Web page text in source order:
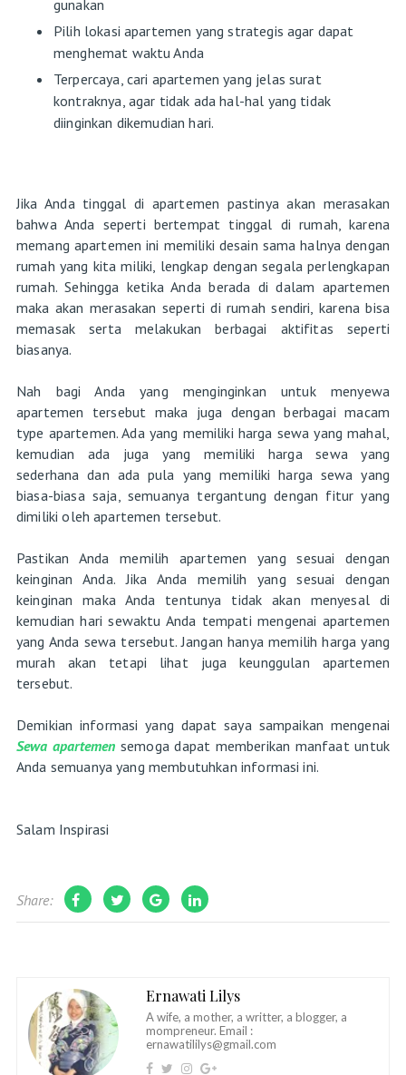
gunakan
Pilih lokasi apartemen yang strategis agar dapat
menghemat waktu Anda
Terpercaya, cari apartemen yang jelas surat
kontraknya, agar tidak ada hal-hal yang tidak
diinginkan dikemudian hari.
Jika Anda tinggal di apartemen pastinya akan merasakan
bahwa Anda seperti bertempat tinggal di rumah, karena
memang apartemen ini memiliki desain sama halnya dengan
rumah yang kita miliki, lengkap dengan segala perlengkapan
rumah. Sehingga ketika Anda berada di dalam apartemen
maka akan merasakan seperti di rumah sendiri, karena bisa
memasak serta melakukan berbagai aktifitas seperti
biasanya.
Nah bagi Anda yang menginginkan untuk menyewa
apartemen tersebut maka juga dengan berbagai macam
type apartemen. Ada yang memiliki harga sewa yang mahal,
kemudian ada juga yang memiliki harga sewa yang
sederhana dan ada pula yang memiliki harga sewa yang
biasa-biasa saja, semuanya tergantung dengan fitur yang
dimiliki oleh apartemen tersebut.
Pastikan Anda memilih apartemen yang sesuai dengan
keinginan Anda. Jika Anda memilih yang sesuai dengan
keinginan maka Anda tentunya tidak akan menyesal di
kemudian hari sewaktu Anda tempati mengenai apartemen
yang Anda sewa tersebut. Jangan hanya memilih harga yang
murah akan tetapi lihat juga keunggulan apartemen
tersebut.
Demikian informasi yang dapat saya sampaikan mengenai
Sewa apartemen semoga dapat memberikan manfaat untuk
Anda semuanya yang membutuhkan informasi ini.
Salam Inspirasi
Share:
Ernawati Lilys
A wife, a mother, a writter, a blogger, a
mompreneur. Email :
ernawatililys@gmail.com